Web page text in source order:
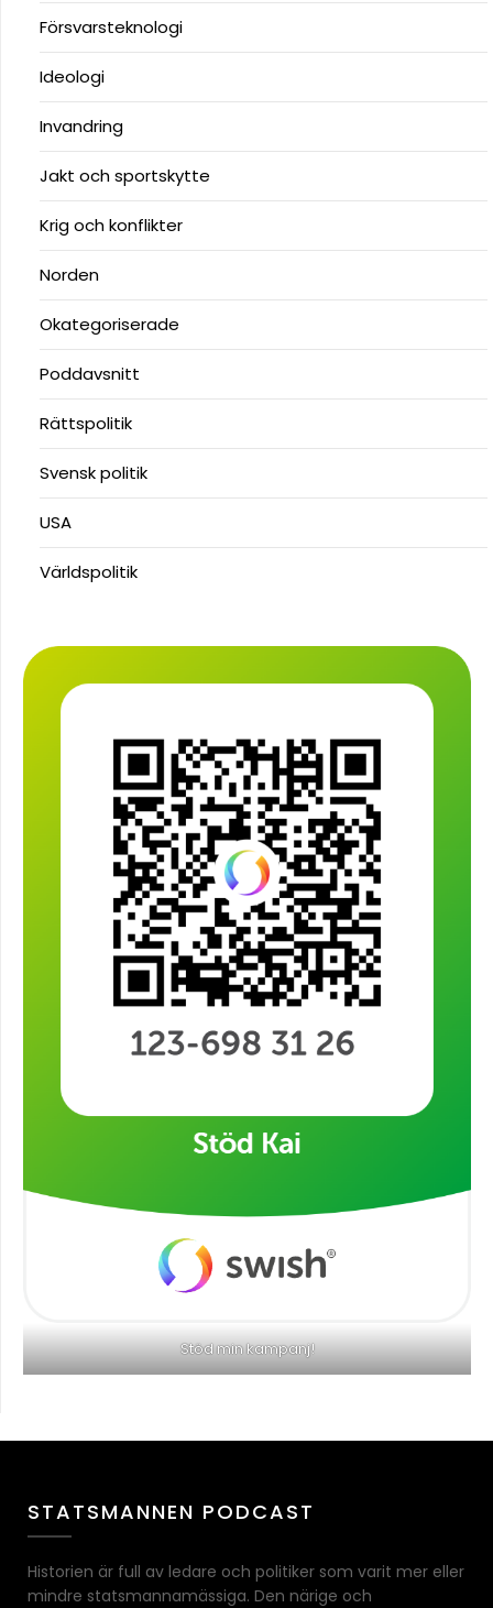
Försvarsteknologi
Ideologi
Invandring
Jakt och sportskytte
Krig och konflikter
Norden
Okategoriserade
Poddavsnitt
Rättspolitik
Svensk politik
USA
Världspolitik
Stöd min kampanj!
STATSMANNEN PODCAST
Historien är full av ledare och politiker som varit mer eller
mindre statsmannamässiga. Den närige och